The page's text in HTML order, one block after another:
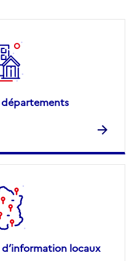
locaux